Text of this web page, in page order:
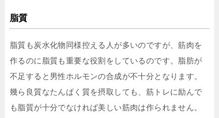
脂質
脂質も炭水化物同様控える人が多いのですが、筋肉を
作るのに脂質も重要な役割をしているのです。脂肪が
不足すると男性ホルモンの合成が不十分となります。
幾ら良質なたんぱく質を摂取しても、筋トレに励んで
も脂質が十分でなければ美しい筋肉は作られません。